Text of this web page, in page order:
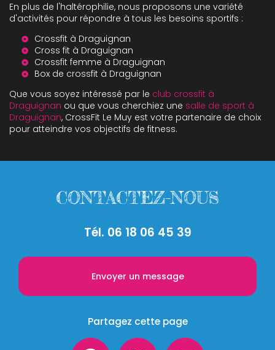
En plus de l'haltérophilie, nous proposons une variété
d'activités pour répondre à tous les besoins sportifs :
Crossfit à Draguignan
Cross fit à Draguignan
Crossfit femme à Draguignan
Box de crossfit à Draguignan
Que vous soyez intéressé par le club crossfit à
Draguignan ou que vous cherchiez une salle de sport à
Draguignan, CrossFit Le Muy est votre partenaire de choix
pour atteindre vos objectifs de fitness.
CONTACTEZ-NOUS
Tél. 06 18 06 45 39
Envoyer un message
Partagez cette page
Facebook